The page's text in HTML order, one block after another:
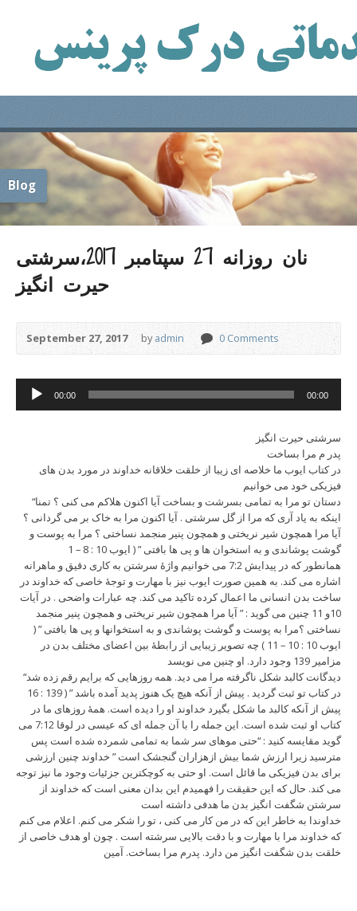
Blog
نان روزانه 27 سپتامبر 2017،سرشتی
حیرت انگیز
September 27, 2017 byadmin 0 Comments
Audio
Player
00:00 00:00
سرشتی حیرت انگیز
پدر م مرا بساخت
در کتاب ایوب ما خلاصه ای زیبا از خلقت خلاقانه خداوند در مورد بدن های
فیزیکی خود می خوانیم
“دستان تو مرا به تمامی بسرشت و بساخت آیا اکنون هلاکم می کنی ؟ تمنا
اینکه به یاد آری که مرا از گل سرشتی . آیا اکنون مرا به خاک بر می گردانی ؟
آیا مرا همچون شیر نریختی و همچون پنیر منجمد نساختی ؟ مرا به پوست و
گوشت پوشاندی و به استخوان ها و پی ها بافتی ” ( ایوب 10 : 8 – 1
همانطور که در پیدایش 7:2 می خوانیم واژۀ سرشتن به کاری دقیق و ماهرانه
اشاره می کند. به همین صورت ایوب نیز با مهارت و توجۀ خاصی که خداوند در
ساخت بدن انسانی ما اعمال کرده تاکید می کند. چه عبارات واضحی . در آیات
10و 11 چنین می گوید : ” آیا مرا همچون شیر نریختی و همچون پنیر منجمد
نساختی ؟مرا به پوست و گوشت پوشاندی و به استخوانها و پی ها بافتی ” (
ایوب 10 : 10 – 11 ) چه تصویر زیبایی از رابطۀ بین اعضای مختلف بدن در
مزامیر 139 وجود دارد. او چنین می نویسد
“دیدگانت کالبد شکل ناگرفته مرا می دید. همه روزهایی که برایم رقم زده شد
در کتاب تو ثبت گردید . پیش از آنکه هیچ یک هنوز پدید آمده باشد ” ( 139 : 16
پیش از آنکه کالبد ما شکل بگیرد خداوند او را دیده است. همۀ روزهای ما در
کتاب او ثبت شده است. این جمله را با آن جمله ای که عیسی در لوقا 7:12 می
گوید مقایسه کنید : “حتی موهای سر شما به تمامی شمرده شده است پس
مترسید زیرا ارزش شما بیش ازهزاران گنجشک است ” خداوند چنین ارزشی
برای بدن فیزیکی ما قائل است. او حتی به کوچکترین جزئیات وجود ما نیز توجه
می کند. حال که این حقیقت را فهمیدم این بدان معنی است که خداوند از
سرشتن شگفت انگیز بدن ما هدفی داشته است
خداوندا به خاطر این که در من کار می کنی ، تو را شکر می کنم. اعلام می کنم
که خداوند مرا با مهارت و با دقت بالایی سرشته است . چون او هدف خاصی از
خلقت بدن شگفت انگیز من دارد. پدرم مرا بساخت. آمین